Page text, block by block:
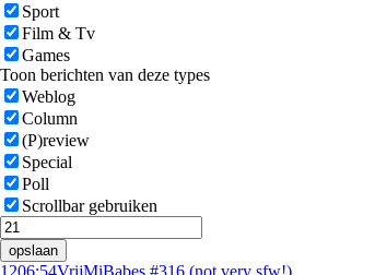
Sport
Film & Tv
Games
Toon berichten van deze types
Weblog
Column
(P)review
Special
Poll
Scrollbar gebruiken
opslaan
1206:54VrijMiBabes #316 (not very sfw!)